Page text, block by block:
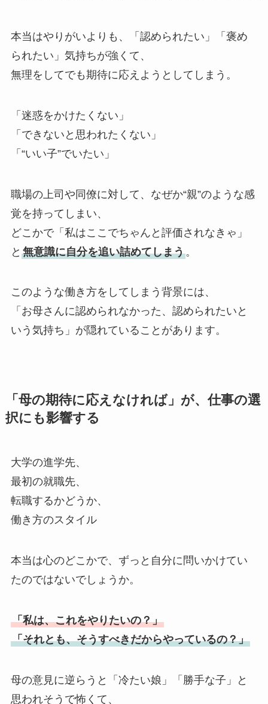
本当はやりがいよりも、「認められたい」「褒め
られたい」気持ちが強くて、
無理をしてでも期待に応えようとしてしまう。
「迷惑をかけたくない」
「できないと思われたくない」
「“いい子”でいたい」
職場の上司や同僚に対して、なぜか“親”のような感
覚を持ってしまい、
どこかで「私はここでちゃんと評価されなきゃ」
と 無意識に自分を追い詰めてしまう。
このような働き方をしてしまう背景には、
「お母さんに認められなかった、認められたいと
いう気持ち」が隠れていることがあります。
「母の期待に応えなければ」が、仕事の選
択にも影響する
大学の進学先、
最初の就職先、
転職するかどうか、
働き方のスタイル
本当は心のどこかで、ずっと自分に問いかけてい
たのではないでしょうか。
「私は、これをやりたいの？」
「それとも、そうすべきだからやっているの？」
母の意見に逆らうと「冷たい娘」「勝手な子」と
思われそうで怖くて、